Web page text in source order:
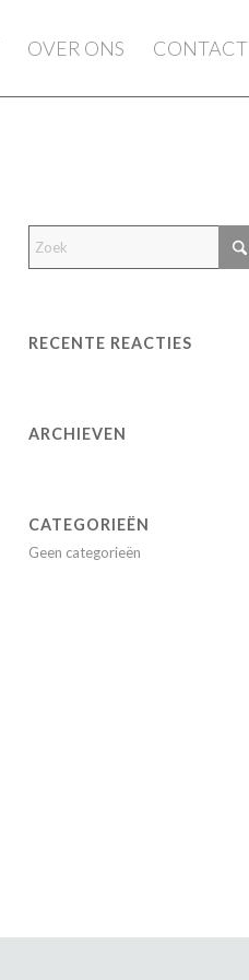
OVER ONS CONTACT
RECENTE REACTIES
ARCHIEVEN
CATEGORIEËN
Geen categorieën